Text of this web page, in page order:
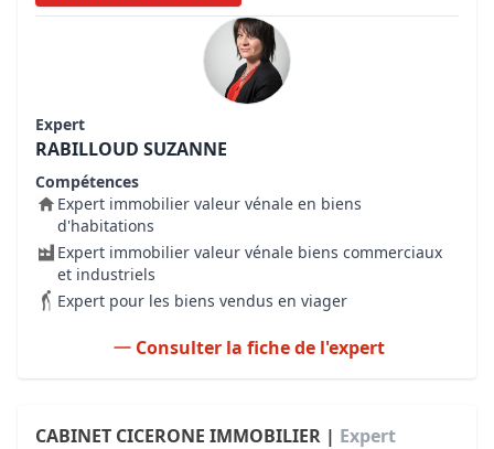
Expert
RABILLOUD SUZANNE
Compétences
Expert immobilier valeur vénale en biens
d'habitations
Expert immobilier valeur vénale biens commerciaux
et industriels
Expert pour les biens vendus en viager
Consulter la fiche de l'expert
CABINET CICERONE IMMOBILIER | Expert